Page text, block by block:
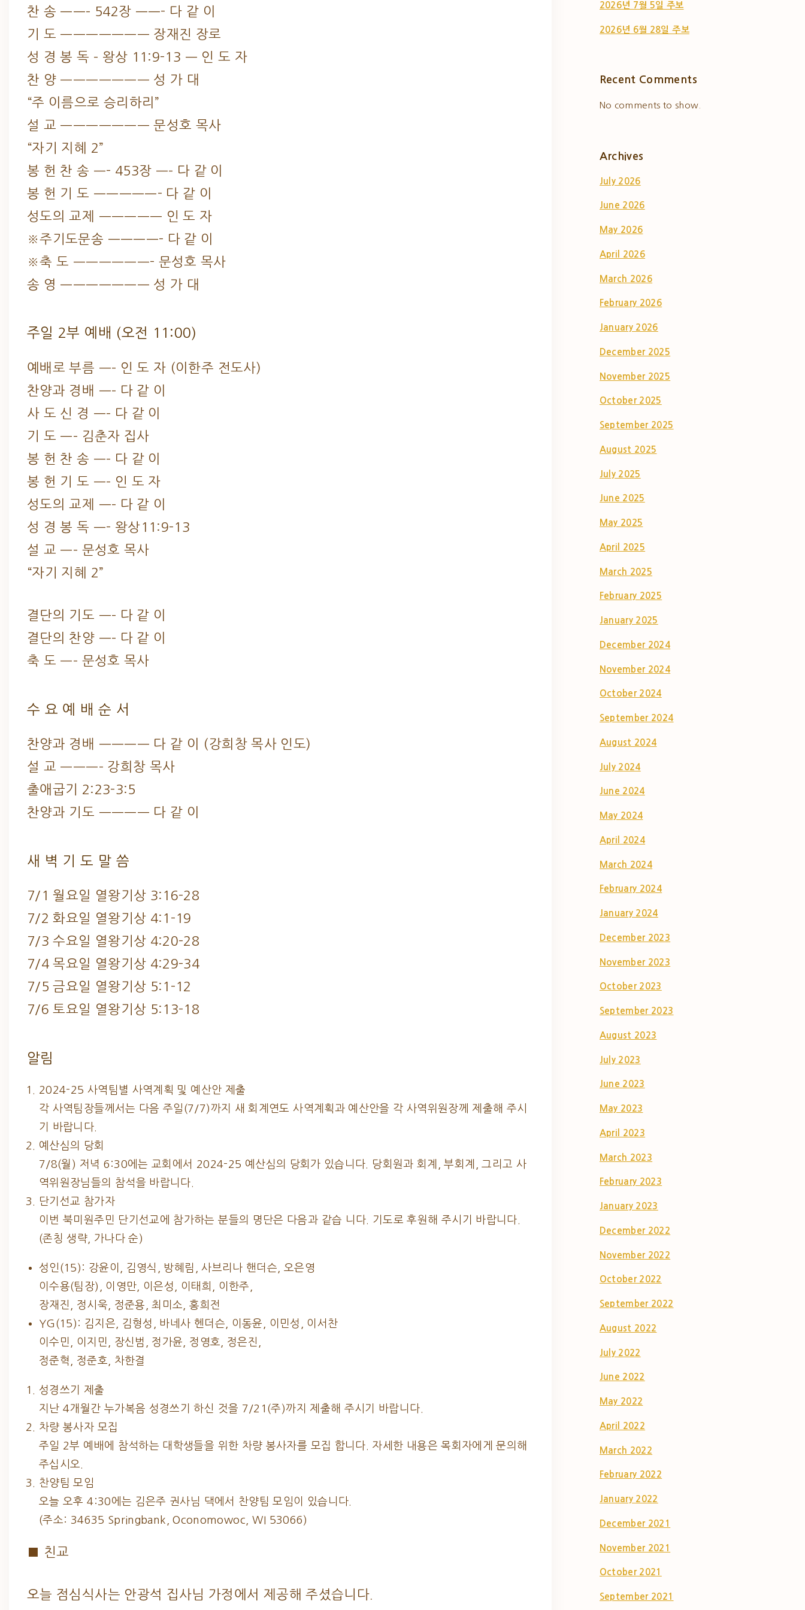
찬 송 ——– 542장 ——- 다 같 이
기 도 ——————— 장재진 장로
성 경 봉 독 – 왕상 11:9-13 — 인 도 자
찬 양 ——————— 성 가 대
“주 이름으로 승리하리”
설 교 ——————— 문성호 목사
“자기 지혜 2”
봉 헌 찬 송 —- 453장 —– 다 같 이
봉 헌 기 도 —————- 다 같 이
성도의 교제 ————— 인 도 자
※주기도문송 ————- 다 같 이
※축 도 ——————- 문성호 목사
송 영 ——————— 성 가 대
주일 2부 예배 (오전 11:00)
예배로 부름 —– 인 도 자 (이한주 전도사)
찬양과 경배 —– 다 같 이
사 도 신 경 —– 다 같 이
기 도 —– 김춘자 집사
봉 헌 찬 송 —– 다 같 이
봉 헌 기 도 —– 인 도 자
성도의 교제 —– 다 같 이
성 경 봉 독 —- 왕상11:9-13
설 교 —– 문성호 목사
“자기 지혜 2”
결단의 기도 —– 다 같 이
결단의 찬양 —– 다 같 이
축 도 —– 문성호 목사
수 요 예 배 순 서
찬양과 경배 ———— 다 같 이 (강희창 목사 인도)
설 교 ———– 강희창 목사
출애굽기 2:23-3:5
찬양과 기도 ———— 다 같 이
새 벽 기 도 말 씀
7/1 월요일 열왕기상 3:16-28
7/2 화요일 열왕기상 4:1-19
7/3 수요일 열왕기상 4:20-28
7/4 목요일 열왕기상 4:29-34
7/5 금요일 열왕기상 5:1-12
7/6 토요일 열왕기상 5:13-18
알림
2024-25 사역팀별 사역계획 및 예산안 제출
각 사역팀장들께서는 다음 주일(7/7)까지 새 회계연도 사역계획과 예산안을 각 사역위원장께 제출해 주시
기 바랍니다.
예산심의 당회
7/8(월) 저녁 6:30에는 교회에서 2024-25 예산심의 당회가 있습니다. 당회원과 회계, 부회계, 그리고 사
역위원장님들의 참석을 바랍니다.
단기선교 참가자
이번 북미원주민 단기선교에 참가하는 분들의 명단은 다음과 같습 니다. 기도로 후원해 주시기 바랍니다.
(존칭 생략, 가나다 순)
성인(15): 강윤이, 김영식, 방혜림, 사브리나 핸더슨, 오은영
이수용(팀장), 이영만, 이은성, 이태희, 이한주,
장재진, 정시욱, 정준용, 최미소, 홍희전
YG(15): 김지은, 김형성, 바네사 헨더슨, 이동윤, 이민성, 이서찬
이수민, 이지민, 장신범, 정가윤, 정영호, 정은진,
정준혁, 정준호, 차한결
성경쓰기 제출
지난 4개월간 누가복음 성경쓰기 하신 것을 7/21(주)까지 제출해 주시기 바랍니다.
차량 봉사자 모집
주일 2부 예배에 참석하는 대학생들을 위한 차량 봉사자를 모집 합니다. 자세한 내용은 목회자에게 문의해
주십시오.
찬양팀 모임
오늘 오후 4:30에는 김은주 권사님 댁에서 찬양팀 모임이 있습니다.
(주소: 34635 Springbank, Oconomowoc, WI 53066)
■ 친교
오늘 점심식사는 안광석 집사님 가정에서 제공해 주셨습니다.
2026년 7월 5일 주보
2026년 6월 28일 주보
Recent Comments
No comments to show.
Archives
July 2026
June 2026
May 2026
April 2026
March 2026
February 2026
January 2026
December 2025
November 2025
October 2025
September 2025
August 2025
July 2025
June 2025
May 2025
April 2025
March 2025
February 2025
January 2025
December 2024
November 2024
October 2024
September 2024
August 2024
July 2024
June 2024
May 2024
April 2024
March 2024
February 2024
January 2024
December 2023
November 2023
October 2023
September 2023
August 2023
July 2023
June 2023
May 2023
April 2023
March 2023
February 2023
January 2023
December 2022
November 2022
October 2022
September 2022
August 2022
July 2022
June 2022
May 2022
April 2022
March 2022
February 2022
January 2022
December 2021
November 2021
October 2021
September 2021